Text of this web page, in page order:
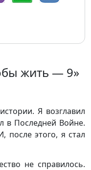
жить — 9»
Я возглавил
в Последней Войне.
после этого, я стал
не справилось.